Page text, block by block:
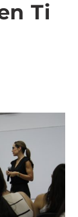
Ti